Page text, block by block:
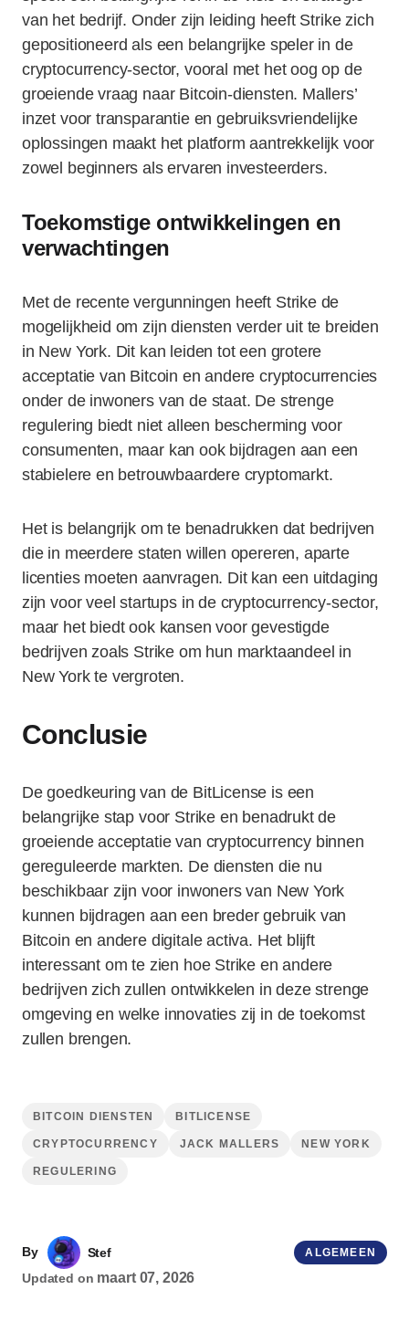
van het bedrijf. Onder zijn leiding heeft Strike zich
gepositioneerd als een belangrijke speler in de
cryptocurrency-sector, vooral met het oog op de
groeiende vraag naar Bitcoin-diensten. Mallers’
inzet voor transparantie en gebruiksvriendelijke
oplossingen maakt het platform aantrekkelijk voor
zowel beginners als ervaren investeerders.
Toekomstige ontwikkelingen en
verwachtingen
Met de recente vergunningen heeft Strike de
mogelijkheid om zijn diensten verder uit te breiden
in New York. Dit kan leiden tot een grotere
acceptatie van Bitcoin en andere cryptocurrencies
onder de inwoners van de staat. De strenge
regulering biedt niet alleen bescherming voor
consumenten, maar kan ook bijdragen aan een
stabielere en betrouwbaardere cryptomarkt.
Het is belangrijk om te benadrukken dat bedrijven
die in meerdere staten willen opereren, aparte
licenties moeten aanvragen. Dit kan een uitdaging
zijn voor veel startups in de cryptocurrency-sector,
maar het biedt ook kansen voor gevestigde
bedrijven zoals Strike om hun marktaandeel in
New York te vergroten.
Conclusie
De goedkeuring van de BitLicense is een
belangrijke stap voor Strike en benadrukt de
groeiende acceptatie van cryptocurrency binnen
gereguleerde markten. De diensten die nu
beschikbaar zijn voor inwoners van New York
kunnen bijdragen aan een breder gebruik van
Bitcoin en andere digitale activa. Het blijft
interessant om te zien hoe Strike en andere
bedrijven zich zullen ontwikkelen in deze strenge
omgeving en welke innovaties zij in de toekomst
zullen brengen.
BITCOIN DIENSTEN BITLICENSE
CRYPTOCURRENCY JACK MALLERS NEW YORK
REGULERING
By
Stef
Updated on maart 07, 2026
ALGEMEEN